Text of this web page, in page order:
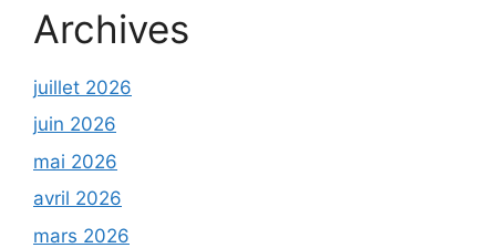
Archives
juillet 2026
juin 2026
mai 2026
avril 2026
mars 2026